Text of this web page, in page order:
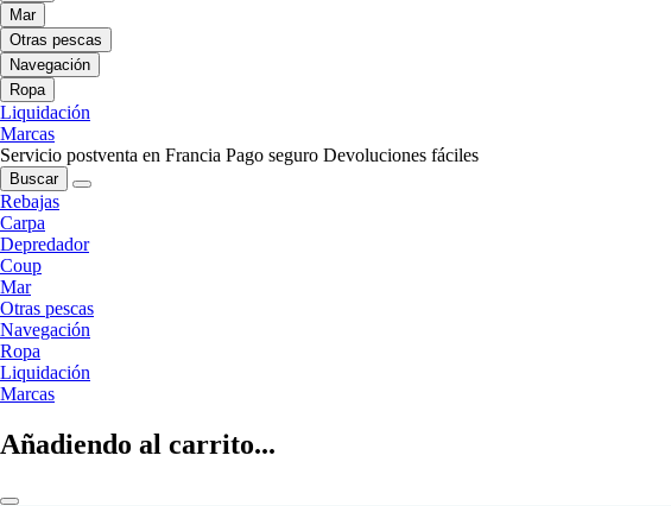
Mar
Otras pescas
Navegación
Ropa
Liquidación
Marcas
Servicio postventa en Francia Pago seguro Devoluciones fáciles
Buscar
Rebajas
Carpa
Depredador
Coup
Mar
Otras pescas
Navegación
Ropa
Liquidación
Marcas
Añadiendo al carrito...